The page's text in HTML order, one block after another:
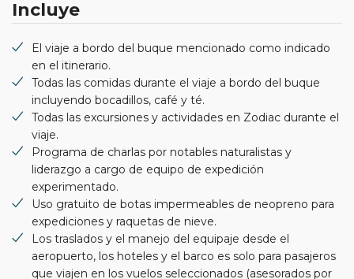
Incluye
El viaje a bordo del buque mencionado como indicado
en el itinerario.
Todas las comidas durante el viaje a bordo del buque
incluyendo bocadillos, café y té.
Todas las excursiones y actividades en Zodiac durante el
viaje.
Programa de charlas por notables naturalistas y
liderazgo a cargo de equipo de expedición
experimentado.
Uso gratuito de botas impermeables de neopreno para
expediciones y raquetas de nieve.
Los traslados y el manejo del equipaje desde el
aeropuerto, los hoteles y el barco es solo para pasajeros
que viajen en los vuelos seleccionados (asesorados por